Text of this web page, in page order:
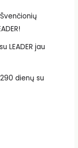
LEADER jau
dienų su